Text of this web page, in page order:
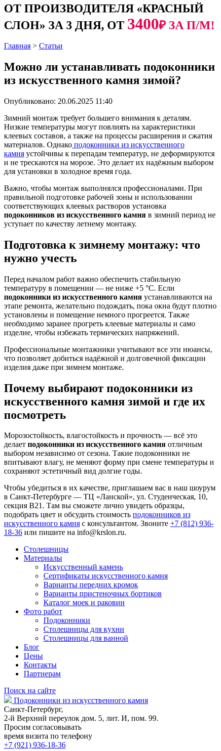
ОТ ПРОИЗВОДИТЕЛЯ «КРАСНЫЙ
СЛОН» ЗА 3 ДНЯ, ОТ 3400₽ ЗА П/М!
Главная > Статьи
Можно ли устанавливать подоконники
из искусственного камня зимой?
Опубликовано: 20.06.2025 11:40
Зимний монтаж требует большего внимания к деталям.
Низкие температуры могут повлиять на характеристики
клеевых составов, а также на процессы расширения и сжатия
материалов. Однако подоконники из искусственного
камня устойчивы к перепадам температур, не деформируются
и не трескаются на морозе. Это делает их надёжным выбором
для установки в холодное время года.
Важно, чтобы монтаж выполнялся профессионалами. При
правильной подготовке рабочей зоны и использовании
соответствующих клеевых растворов установка
подоконников из искусственного камня в зимний период не
уступает по качеству летнему монтажу.
Подготовка к зимнему монтажу: что
нужно учесть
Перед началом работ важно обеспечить стабильную
температуру в помещении — не ниже +5 °C. Если
подоконники из искусственного камня устанавливаются на
этапе ремонта, желательно подождать, пока окна будут плотно
установлены и помещение немного прогреется. Также
необходимо заранее прогреть клеевые материалы и само
изделие, чтобы избежать термических напряжений.
Профессиональные монтажники учитывают все эти нюансы,
что позволяет добиться надёжной и долговечной фиксации
изделия даже при зимнем монтаже.
Почему выбирают подоконники из
искусственного камня зимой и где их
посмотреть
Морозостойкость, влагостойкость и прочность — всё это
делает подоконники из искусственного камня отличным
выбором независимо от сезона. Такие подоконники не
впитывают влагу, не меняют форму при смене температуры и
сохраняют эстетичный вид долгие годы.
Чтобы убедиться в их качестве, приглашаем вас в наш шоурум
в Санкт-Петербурге — ТЦ «Ланской», ул. Студенческая, 10,
секция В21. Там вы сможете лично увидеть образцы,
подобрать цвет и обсудить стоимость подоконников из
искусственного камня с консультантом. Звоните +7 (812) 936-
18-36 или пишите на info@krslon.ru.
Столешницы
Материалы
Искусственный камень
Сертификаты искусственного камня
Варианты передних кромок
Варианты пристеночных бортиков
Каталог моек и раковин
Фото работ
Подоконники
Столешницы для кухни
Столешницы для ванной
Блог
Цены
Контакты
Партнерам
Поиск на сайте
Подоконники из искусственного камня
Санкт-Петербург,
2-й Верхний переулок дом. 5, лит. И, пом. 99.
Просим согласовывать
время визита по телефону
+7 (921) 936-18-36